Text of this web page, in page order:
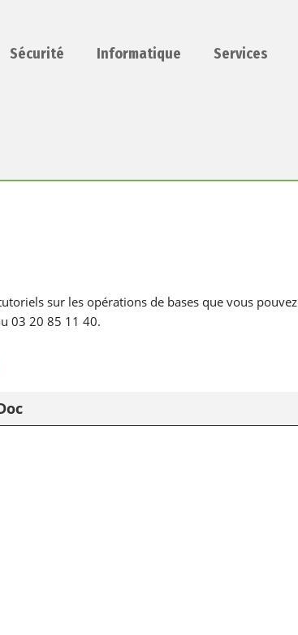
Sécurité Informatique Services
sur les opérations de bases que vous pouvez
03 20 85 11 40.